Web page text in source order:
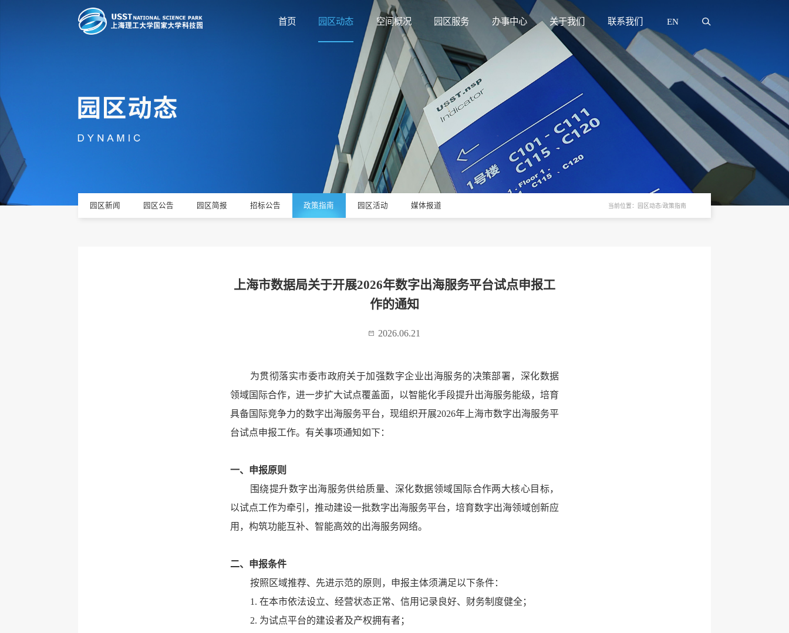
首页 园区动态 空间概况 园区服务 办事中心 关于我们 联系我们 EN
园区新闻 园区公告 园区简报 招标公告 政策指南 园区活动 媒体报道 当前位置：园区动态/政策指南
上海市数据局关于开展2026年数字出海服务平台试点申报工
作的通知
2026.06.21
为贯彻落实市委市政府关于加强数字企业出海服务的决策部署，深化数据
领域国际合作，进一步扩大试点覆盖面，以智能化手段提升出海服务能级，培育
具备国际竞争力的数字出海服务平台，现组织开展2026年上海市数字出海服务平
台试点申报工作。有关事项通知如下：
一、申报原则
围绕提升数字出海服务供给质量、深化数据领域国际合作两大核心目标，
以试点工作为牵引，推动建设一批数字出海服务平台，培育数字出海领域创新应
用，构筑功能互补、智能高效的出海服务网络。
二、申报条件
按照区域推荐、先进示范的原则，申报主体须满足以下条件：
1. 在本市依法设立、经营状态正常、信用记录良好、财务制度健全；
2. 为试点平台的建设者及产权拥有者；